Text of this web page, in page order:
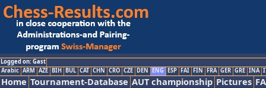
Logged on: Gast
Arabic ARM AZE BIH BUL CAT CHN CRO CZE DEN ENG ESP FAI FIN FRA GER GRE INA
Home Tournament-Database AUT championship Pictures